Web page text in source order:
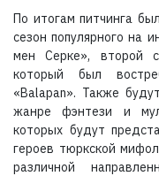
По итогам питчинга
сезон популярного на
мен Серке», второй
который был
«Balapan». Также
жанре фэнтези и
которых будут
героев тюркской
различной